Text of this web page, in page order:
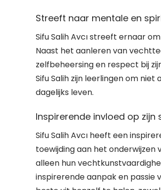
Streeft naar mentale en
Sifu Salih Avcı streeft ernaar
Naast het aanleren van
zelfbeheersing en respect bij
Sifu Salih zijn leerlingen om
dagelijks leven.
Inspirerende invloed op
Sifu Salih Avcı heeft een
toewijding aan het
alleen hun
inspirerende aanpak en passie